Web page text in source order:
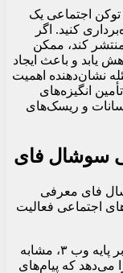
اجتماعی یک
کنید. اگر
منتشر کند، ممکن
یابد و باعث ایجاد
نشان‌دهنده اهمیت
انگیزه‌های
و ریسک‌های
سوشال فای
فای معرفی
اجتماعی فعالیت
: این پلتفرم میکرومسیجینگ بر پایه وب ۳، مشابه
را می‌دهد که پیام‌های